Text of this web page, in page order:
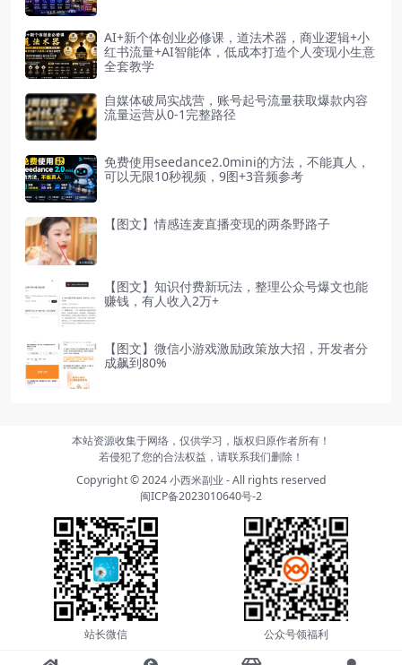
AI+新个体创业必修课，道法术器，商业逻辑+小
红书流量+AI智能体，低成本打造个人变现小生意
全套教学
自媒体破局实战营，账号起号流量获取爆款内容
流量运营从0-1完整路径
免费使用seedance2.0mini的方法，不能真人，
可以无限10秒视频，9图+3音频参考
【图文】情感连麦直播变现的两条野路子
【图文】知识付费新玩法，整理公众号爆文也能
赚钱，有人收入2万+
【图文】微信小游戏激励政策放大招，开发者分
成飙到80%
本站资源收集于网络，仅供学习，版权归原作者所有！
若侵犯了您的合法权益，请联系我们删除！
Copyright © 2024小西米副业 - All rights reserved
闽ICP备2023010640号-2
站长微信 公众号领福利